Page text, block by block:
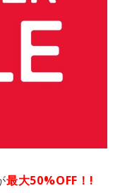
最大50%OFF！!